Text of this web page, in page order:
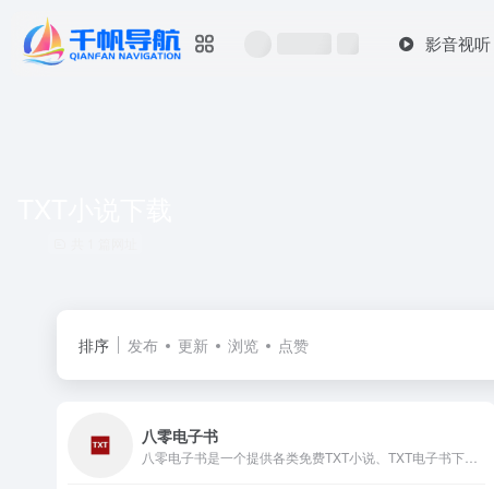
影音视听
排序 发布 更新 浏览 点赞
八零电子书